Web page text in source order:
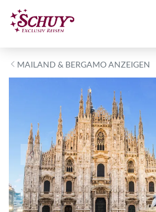
MAILAND & BERGAMO ANZEIGEN